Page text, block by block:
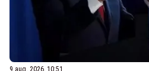
9 aug. 2026, 10:51